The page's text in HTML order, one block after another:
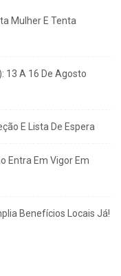
Mulher E Tenta
13 A 16 De Agosto
E Lista De Espera
Entra Em Vigor Em
Benefícios Locais Já!